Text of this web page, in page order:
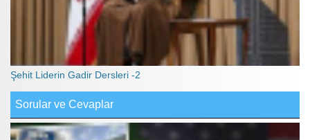
Şehit Liderin Gadir Dersleri -2
Sorular ve Cevaplar